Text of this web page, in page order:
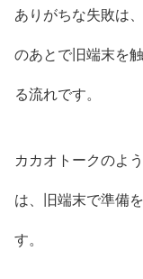
ありがちな失敗は
のあとで旧端末を
る流れです。
カカオトークのよ
は、旧端末で準備
す。